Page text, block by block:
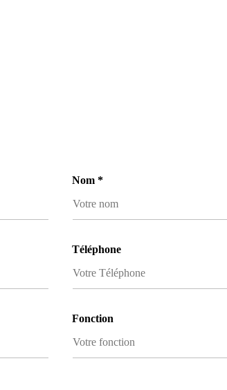
Nom *
Téléphone
Fonction